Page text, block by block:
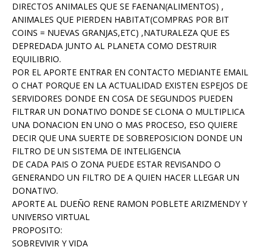
DIRECTOS ANIMALES QUE SE FAENAN(ALIMENTOS) ,
ANIMALES QUE PIERDEN HABITAT(COMPRAS POR BIT
COINS = NUEVAS GRANJAS,ETC) ,NATURALEZA QUE ES
DEPREDADA JUNTO AL PLANETA COMO DESTRUIR
EQUILIBRIO.
POR EL APORTE ENTRAR EN CONTACTO MEDIANTE EMAIL
O CHAT PORQUE EN LA ACTUALIDAD EXISTEN ESPEJOS DE
SERVIDORES DONDE EN COSA DE SEGUNDOS PUEDEN
FILTRAR UN DONATIVO DONDE SE CLONA O MULTIPLICA
UNA DONACION EN UNO O MAS PROCESO, ESO QUIERE
DECIR QUE UNA SUERTE DE SOBREPOSICION DONDE UN
FILTRO DE UN SISTEMA DE INTELIGENCIA
DE CADA PAIS O ZONA PUEDE ESTAR REVISANDO O
GENERANDO UN FILTRO DE A QUIEN HACER LLEGAR UN
DONATIVO.
APORTE AL DUEÑO RENE RAMON POBLETE ARIZMENDY Y
UNIVERSO VIRTUAL
PROPOSITO:
SOBREVIVIR Y VIDA